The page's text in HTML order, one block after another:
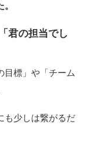
君の担当でし
目標」や「チーム
も少しは繋がるだ